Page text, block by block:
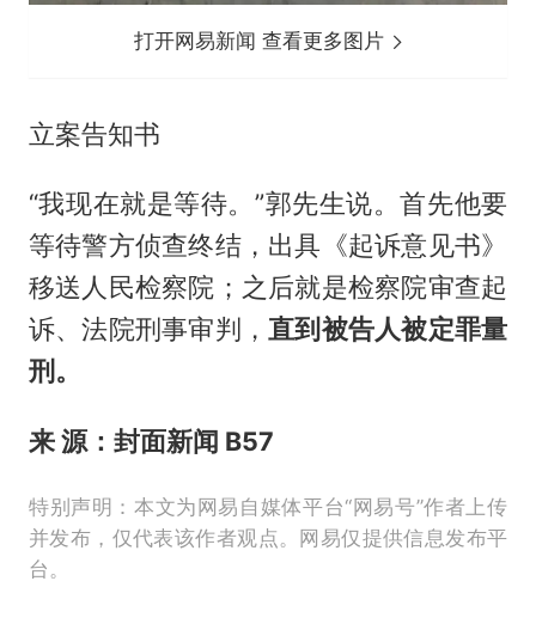
打开网易新闻 查看更多图片
立案告知书
“我现在就是等待。”郭先生说。首先他要
等待警方侦查终结，出具《起诉意见书》
移送人民检察院；之后就是检察院审查起
诉、法院刑事审判，直到被告人被定罪量
刑。
来 源：封面新闻 B57
特别声明：本文为网易自媒体平台“网易号”作者上传
并发布，仅代表该作者观点。网易仅提供信息发布平
台。